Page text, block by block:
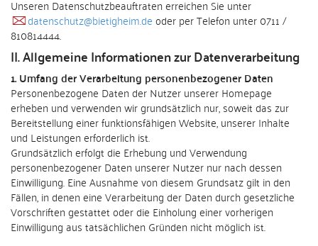
Unseren Datenschutzbeauftraten erreichen Sie unter
datenschutz@bietigheim.deoder per Telefon unter 0711 /
810814444.
II. Allgemeine Informationen zur Datenverarbeitung
1. Umfang der Verarbeitung personenbezogener Daten
Personenbezogene Daten der Nutzer unserer Homepage
erheben und verwenden wir grundsätzlich nur, soweit das zur
Bereitstellung einer funktionsfähigen Website, unserer Inhalte
und Leistungen erforderlich ist.
Grundsätzlich erfolgt die Erhebung und Verwendung
personenbezogener Daten unserer Nutzer nur nach dessen
Einwilligung. Eine Ausnahme von diesem Grundsatz gilt in den
Fällen, in denen eine Verarbeitung der Daten durch gesetzliche
Vorschriften gestattet oder die Einholung einer vorherigen
Einwilligung aus tatsächlichen Gründen nicht möglich ist.